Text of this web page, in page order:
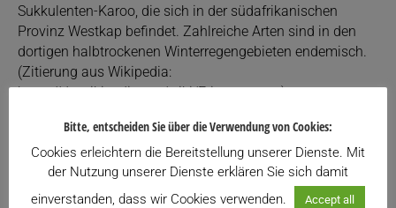
Sukkulenten-Karoo, die sich in der südafrikanischen
Provinz Westkap befindet. Zahlreiche Arten sind in den
dortigen halbtrockenen Winterregengebieten endemisch.
(Zitierung aus Wikipedia:
https://de.wikipedia.org/wiki/Eriospermum)
Einzelnes Ergebnis wird angezeigt
Bitte, entscheiden Sie über die Verwendung von Cookies:
Cookies erleichtern die Bereitstellung unserer Dienste. Mit
der Nutzung unserer Dienste erklären Sie sich damit
einverstanden, dass wir Cookies verwenden.
Accept all